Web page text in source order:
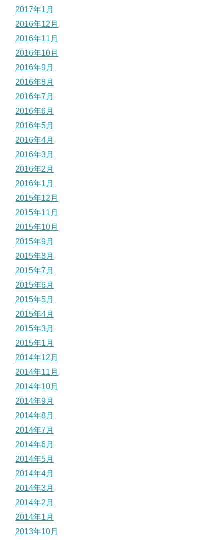
2017年1月
2016年12月
2016年11月
2016年10月
2016年9月
2016年8月
2016年7月
2016年6月
2016年5月
2016年4月
2016年3月
2016年2月
2016年1月
2015年12月
2015年11月
2015年10月
2015年9月
2015年8月
2015年7月
2015年6月
2015年5月
2015年4月
2015年3月
2015年1月
2014年12月
2014年11月
2014年10月
2014年9月
2014年8月
2014年7月
2014年6月
2014年5月
2014年4月
2014年3月
2014年2月
2014年1月
2013年10月